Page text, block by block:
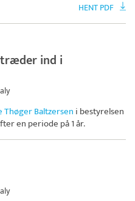
HENT PDF
ind i
Thøger Baltzersen i bestyrelsen
en periode på 1 år.